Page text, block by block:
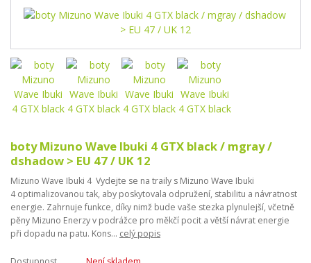
boty Mizuno Wave Ibuki 4 GTX black / mgray /
dshadow > EU 47 / UK 12
Mizuno Wave Ibuki 4 Vydejte se na traily s Mizuno Wave Ibuki
4 optimalizovanou tak, aby poskytovala odpružení, stabilitu a návratnost
energie. Zahrnuje funkce, díky nimž bude vaše stezka plynulejší, včetně
pěny Mizuno Enerzy v podrážce pro měkčí pocit a větší návrat energie
při dopadu na patu. Kons... celý popis